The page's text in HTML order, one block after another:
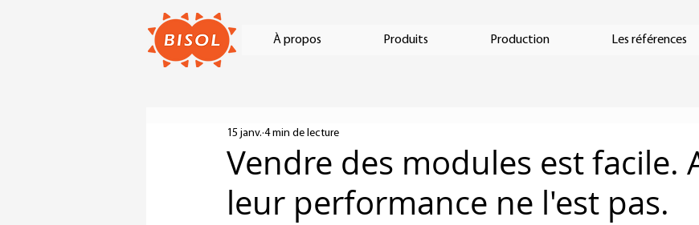
À propos Produits Production Les références
Vendre des modules est facile.
leur performance ne l'est pas.
15 janv. 4 min de lecture